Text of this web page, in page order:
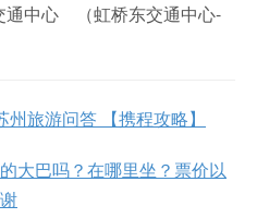
中心 （虹桥东交通中心-
旅游问答 【携程攻略】
大巴吗？在哪里坐？票价以